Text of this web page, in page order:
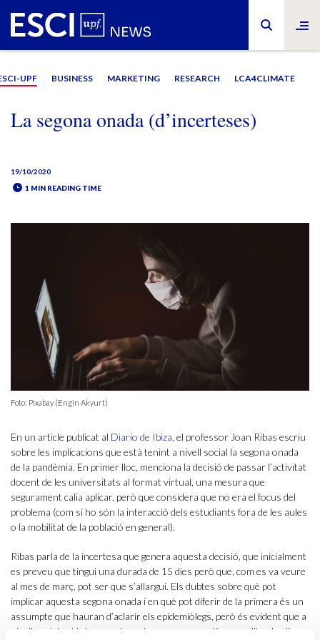
UPF BUSINESS MARKETING RESEARCH LCA4CLIMATE
La segona onada (d’incerteses)
19/10/2020
1 MIN READING TIME
Foto: Pixabay (Engin Akyurt)
En un article publicat al Diario de Ibiza, el professor Joan Ribas escriu
sobre les implicacions que està tenint a nivell social la segona onada
de la pandèmia. En primer lloc, menciona la decisió de passar l’activitat
docent de les universitats al format virtual, una mesura que
segurament calia aplicar, però que considera que no era el focus del
problema (com sí ho són la interacció dels estudiants fora de les aules
o la mobilitat de la població en general).
Ribas parla de la incertesa que genera aquesta decisió, que inicialment
es preveu que tingui una durada de 15 dies però que, com es va veure
al mes de març, pot ser que s’allargui. Els dubtes sobre què pot
implicar aquesta segona onada i en què pot diferir de la primera és un
assumpte que hauran d’aclarir els epidemiòlegs, però és evident que a
nivell social està desencadenant una preocupació generalitzada, diu.